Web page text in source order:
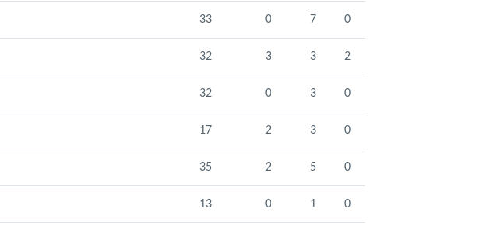
33 0 7 0
32 3 3 2
32 0 3 0
17 2 3 0
35 2 5 0
13 0 1 0